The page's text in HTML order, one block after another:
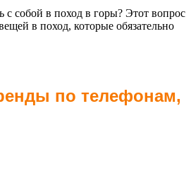
с собой в поход в горы? Этот вопрос
в поход, которые обязательно
по телефонам,